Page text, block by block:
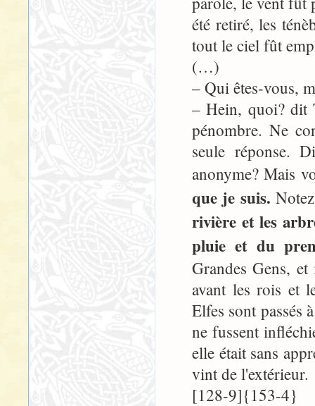
été retiré, les
tout le ciel fût
(…)
– Qui êtes-vous,
– Hein, quoi? dit
pénombre. Ne
seule réponse.
anonyme? Mais
que je suis.
rivière et les
pluie et du
Grandes Gens,
avant les rois et
Elfes sont passés
ne fussent
elle était sans
vint de
[128-9]{153-4}